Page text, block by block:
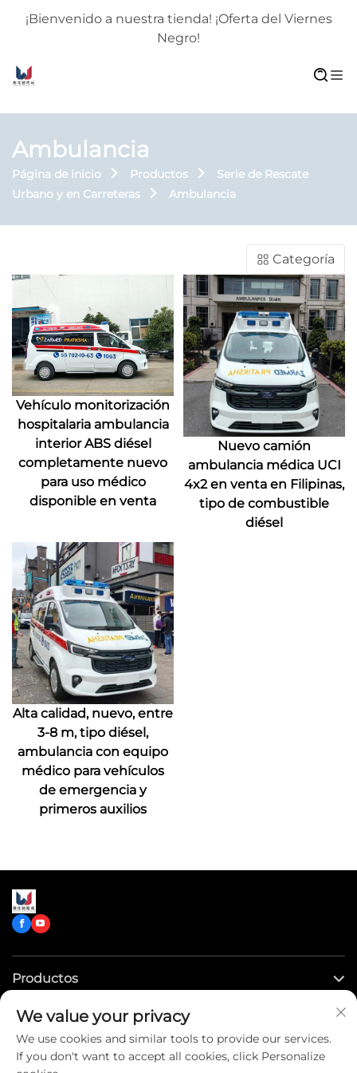
¡Bienvenido a nuestra tienda! ¡Oferta del Viernes
Negro!
Ambulancia
Página de inicio Productos
Serie de Rescate
Urbano y en Carreteras
Ambulancia
Categoría
Vehículo monitorización
hospitalaria ambulancia
interior ABS diésel
completamente nuevo
para uso médico
disponible en venta
Nuevo camión
ambulancia médica UCI
4x2 en venta en Filipinas,
tipo de combustible
diésel
Alta calidad, nuevo, entre
3-8 m, tipo diésel,
ambulancia con equipo
médico para vehículos
de emergencia y
primeros auxilios
Productos
Enlaces rápidos
Contáctenos
We value your privacy
We use cookies and similar tools to provide our services.
If you don't want to accept all cookies, click Personalize